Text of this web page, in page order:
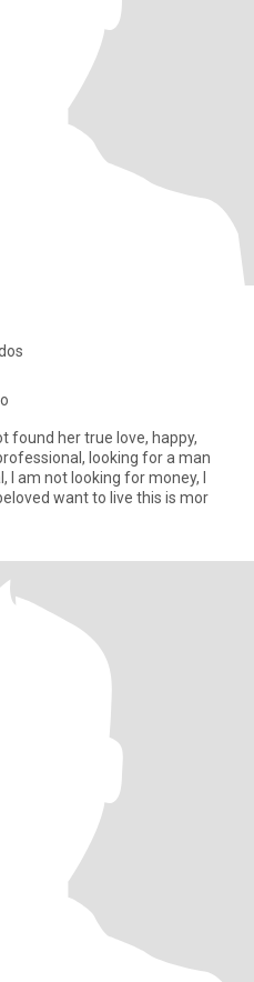
found her true love, happy,
looking for a man
am not looking for money, I
want to live this is mor